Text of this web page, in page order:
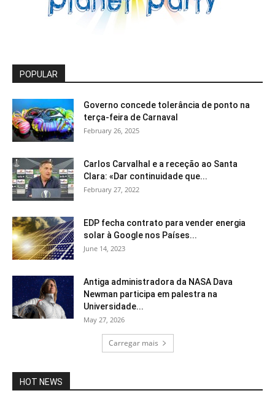
POPULAR
Governo concede tolerância de ponto na
terça-feira de Carnaval
February 26, 2025
Carlos Carvalhal e a receção ao Santa
Clara: «Dar continuidade que...
February 27, 2022
EDP fecha contrato para vender energia
solar à Google nos Países...
June 14, 2023
Antiga administradora da NASA Dava
Newman participa em palestra na
Universidade...
May 27, 2026
Carregar mais
HOT NEWS